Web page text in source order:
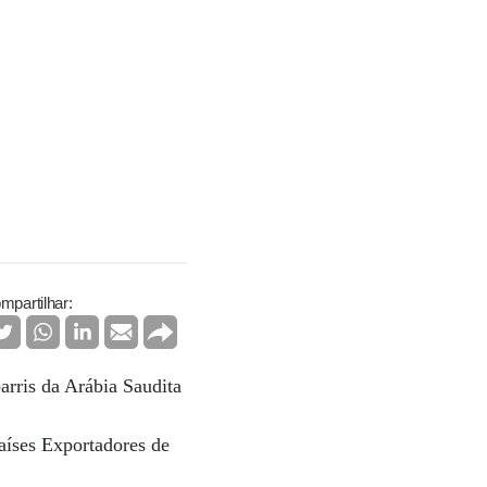
da Arábia Saudita
Exportadores de